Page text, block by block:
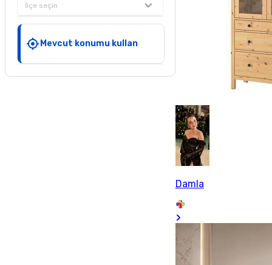
İlçe seçin
Mevcut konumu kullan
Damla